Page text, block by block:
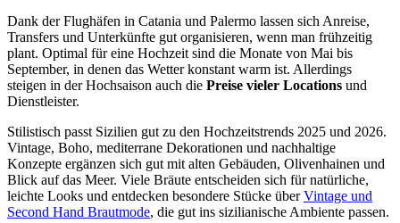
Dank der Flughäfen in Catania und Palermo lassen sich Anreise,
Transfers und Unterkünfte gut organisieren, wenn man frühzeitig
plant. Optimal für eine Hochzeit sind die Monate von Mai bis
September, in denen das Wetter konstant warm ist. Allerdings
steigen in der Hochsaison auch die Preise vieler Locations und
Dienstleister.
Stilistisch passt Sizilien gut zu den Hochzeitstrends 2025 und 2026.
Vintage, Boho, mediterrane Dekorationen und nachhaltige
Konzepte ergänzen sich gut mit alten Gebäuden, Olivenhainen und
Blick auf das Meer. Viele Bräute entscheiden sich für natürliche,
leichte Looks und entdecken besondere Stücke überVintage und
Second Hand Brautmode, die gut ins sizilianische Ambiente passen.